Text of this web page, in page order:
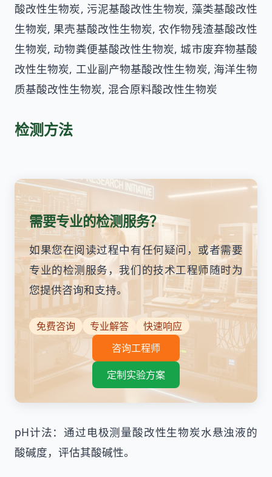
酸改性生物炭, 污泥基酸改性生物炭, 藻类基酸改性
生物炭, 果壳基酸改性生物炭, 农作物残渣基酸改性
生物炭, 动物粪便基酸改性生物炭, 城市废弃物基酸
改性生物炭, 工业副产物基酸改性生物炭, 海洋生物
质基酸改性生物炭, 混合原料酸改性生物炭
检测方法
需要专业的检测服务？
如果您在阅读过程中有任何疑问，或者需要
专业的检测服务，我们的技术工程师随时为
您提供咨询和支持。
免费咨询 专业解答
快速响应
咨询工程师
定制实验方案
pH计法：通过电极测量酸改性生物炭水悬浊液的
酸碱度，评估其酸碱性。